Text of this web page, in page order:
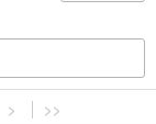
> >>